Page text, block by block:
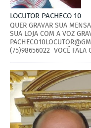
LOCUTOR PACHECO 10
QUER GRAVAR SUA
SUA LOJA COM A VOZ
(75)98656022 VOCÊ FALA